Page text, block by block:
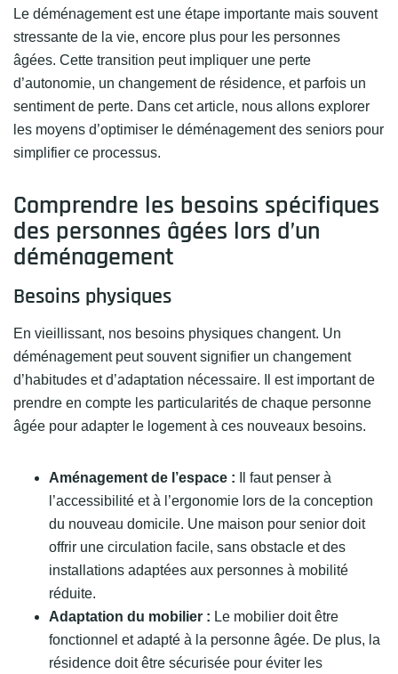
Le déménagement est une étape importante mais souvent
stressante de la vie, encore plus pour les personnes
âgées. Cette transition peut impliquer une perte
d’autonomie, un changement de résidence, et parfois un
sentiment de perte. Dans cet article, nous allons explorer
les moyens d’optimiser le déménagement des seniors pour
simplifier ce processus.
Comprendre les besoins spécifiques
des personnes âgées lors d’un
déménagement
Besoins physiques
En vieillissant, nos besoins physiques changent. Un
déménagement peut souvent signifier un changement
d’habitudes et d’adaptation nécessaire. Il est important de
prendre en compte les particularités de chaque personne
âgée pour adapter le logement à ces nouveaux besoins.
Aménagement de l’espace : Il faut penser à
l’accessibilité et à l’ergonomie lors de la conception
du nouveau domicile. Une maison pour senior doit
offrir une circulation facile, sans obstacle et des
installations adaptées aux personnes à mobilité
réduite.
Adaptation du mobilier : Le mobilier doit être
fonctionnel et adapté à la personne âgée. De plus, la
résidence doit être sécurisée pour éviter les